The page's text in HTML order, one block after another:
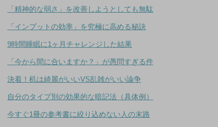
「精神的な弱さ」を改善しようとしても無駄
「インプットの効率」を究極に高める秘訣
9時間睡眠に1ヶ月チャレンジした結果
「今から間に合いますか？」が愚問すぎる件
決着！机は綺麗がいいVS乱雑がいい論争
自分のタイプ別の効果的な暗記法（具体例）
今すぐ1冊の参考書に絞り込めない人の末路